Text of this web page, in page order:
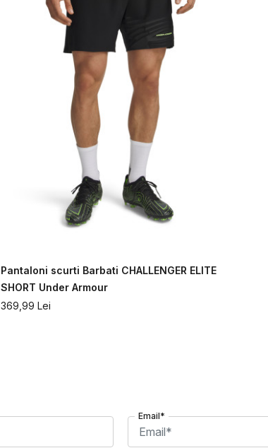
Pantaloni scurti Barbati CHALLENGER ELITE
SHORT Under Armour
369,99 Lei
Email*